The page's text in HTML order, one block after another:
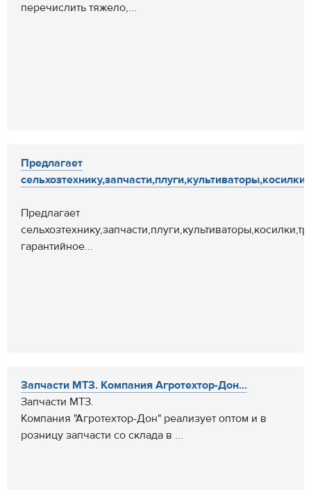
перечислить тяжело,...
Предлагает
Предлагает
гарантийное...
Запчасти МТЗ. Компания Агротехтор-Дон...
Запчасти МТЗ.
Компания "Агротехтор-Дон" реализует оптом и в
розницу запчасти со склада в ...